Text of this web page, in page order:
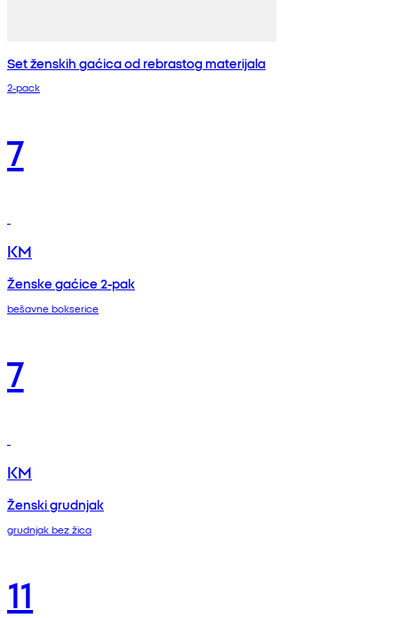
Set ženskih gaćica od rebrastog materijala
2-pack
7
KM
Ženske gaćice 2-pak
bešavne bokserice
7
KM
Ženski grudnjak
grudnjak bez žica
11